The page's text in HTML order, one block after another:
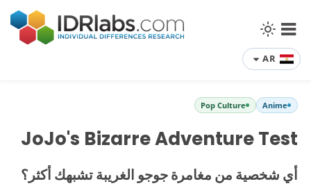
AR
Anime
Pop Culture
JoJo's Bizarre Adventure Test
أي شخصية من مغامرة جوجو الغريبة تشبهك أكثر؟